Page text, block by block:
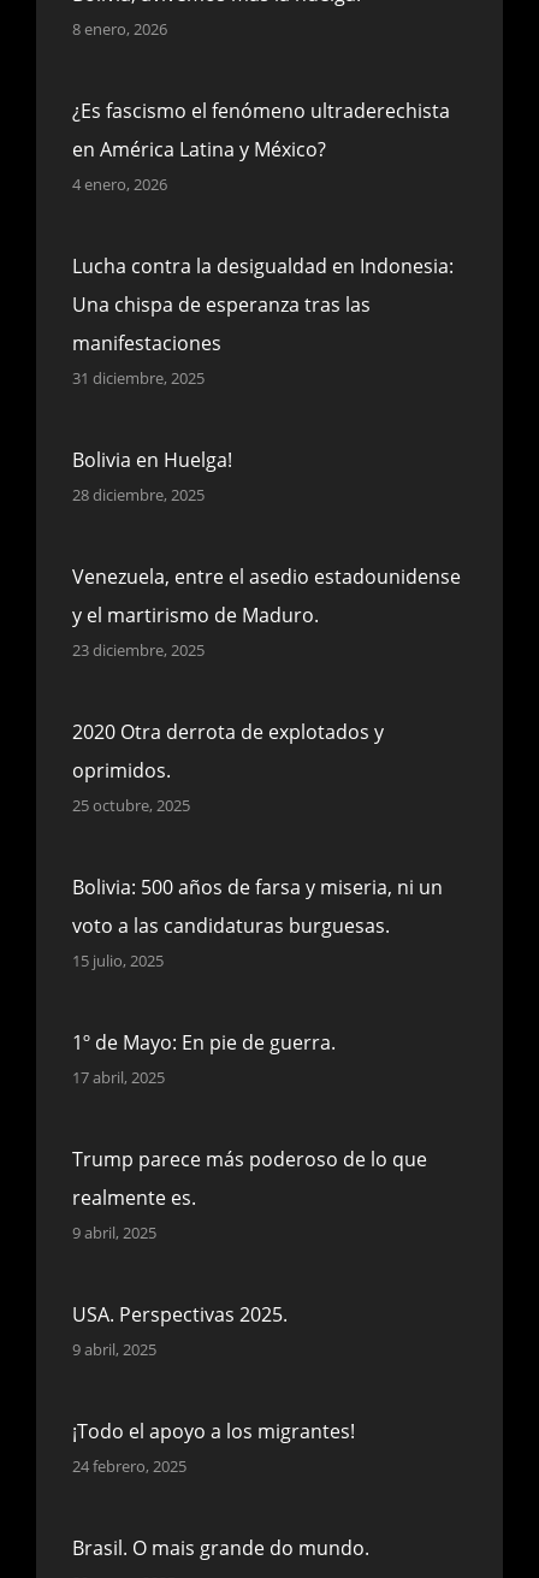
8 enero, 2026
¿Es fascismo el fenómeno ultraderechista
en América Latina y México?
4 enero, 2026
Lucha contra la desigualdad en Indonesia:
Una chispa de esperanza tras las
manifestaciones
31 diciembre, 2025
Bolivia en Huelga!
28 diciembre, 2025
Venezuela, entre el asedio estadounidense
y el martirismo de Maduro.
23 diciembre, 2025
2020 Otra derrota de explotados y
oprimidos.
25 octubre, 2025
Bolivia: 500 años de farsa y miseria, ni un
voto a las candidaturas burguesas.
15 julio, 2025
1º de Mayo: En pie de guerra.
17 abril, 2025
Trump parece más poderoso de lo que
realmente es.
9 abril, 2025
USA. Perspectivas 2025.
9 abril, 2025
¡Todo el apoyo a los migrantes!
24 febrero, 2025
Brasil. O mais grande do mundo.